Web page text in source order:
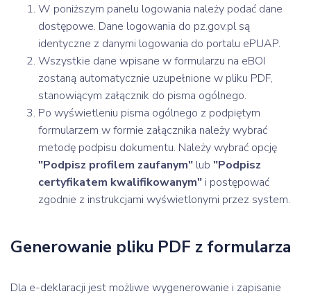
W poniższym panelu logowania należy podać dane
dostępowe. Dane logowania do pz.gov.pl są
identyczne z danymi logowania do portalu ePUAP.
Wszystkie dane wpisane w formularzu na eBOI
zostaną automatycznie uzupełnione w pliku PDF,
stanowiącym załącznik do pisma ogólnego.
Po wyświetleniu pisma ogólnego z podpiętym
formularzem w formie załącznika należy wybrać
metodę podpisu dokumentu. Należy wybrać opcję
"Podpisz profilem zaufanym" lub "Podpisz
certyfikatem kwalifikowanym" i postępować
zgodnie z instrukcjami wyświetlonymi przez system.
Generowanie pliku PDF z formularza
Dla e-deklaracji jest możliwe wygenerowanie i zapisanie